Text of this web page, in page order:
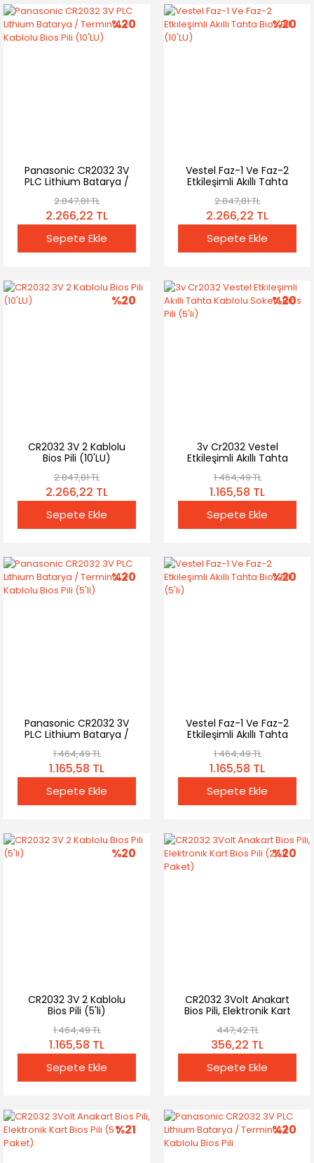
%20
Panasonic CR2032 3V
PLC Lithium Batarya /
Pili (10'LU)
2.847,81 TL
2.266,22 TL
Sepete Ekle
%20
Vestel Faz-1 Ve Faz-2
Etkileşimli Akıllı Tahta
2.847,81 TL
2.266,22 TL
Sepete Ekle
%20
CR2032 3V 2 Kablolu
Bios Pili (10'LU)
2.847,81 TL
2.266,22 TL
Sepete Ekle
%20
3v Cr2032 Vestel
Etkileşimli Akıllı Tahta
(5'li)
1.464,49 TL
1.165,58 TL
Sepete Ekle
%20
Panasonic CR2032 3V
PLC Lithium Batarya /
Pili (5'li)
1.464,49 TL
1.165,58 TL
Sepete Ekle
%20
Vestel Faz-1 Ve Faz-2
Etkileşimli Akıllı Tahta
1.464,49 TL
1.165,58 TL
Sepete Ekle
%20
CR2032 3V 2 Kablolu
Bios Pili (5'li)
1.464,49 TL
1.165,58 TL
Sepete Ekle
%20
CR2032 3Volt Anakart
Bios Pili, Elektronik Kart
447,42 TL
356,22 TL
Sepete Ekle
%21 %20